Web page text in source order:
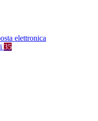
elettronica
35